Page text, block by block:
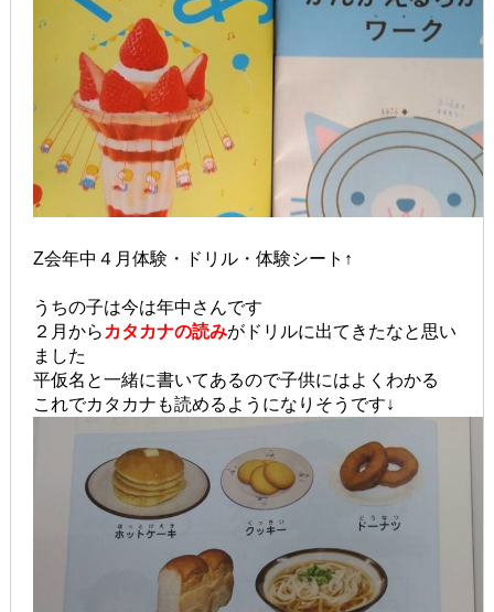
Z会年中４月体験・ドリル・体験シート↑
うちの子は今は年中さんです
２月からカタカナの読みがドリルに出てきたなと思い
ました
平仮名と一緒に書いてあるので子供にはよくわかる
これでカタカナも読めるようになりそうです↓